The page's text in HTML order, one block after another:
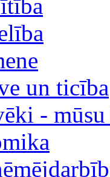
un ticība
- mūsu